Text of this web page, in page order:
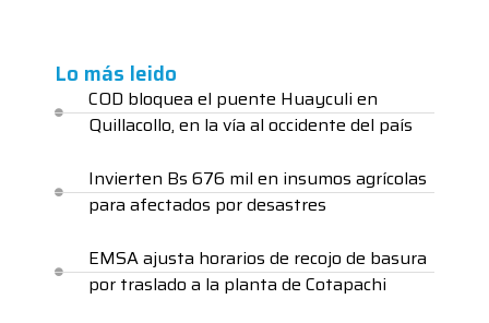
Lo más leido
COD bloquea el puente Huayculi en
Quillacollo, en la vía al occidente del país
Invierten Bs 676 mil en insumos agrícolas
para afectados por desastres
EMSA ajusta horarios de recojo de basura
por traslado a la planta de Cotapachi